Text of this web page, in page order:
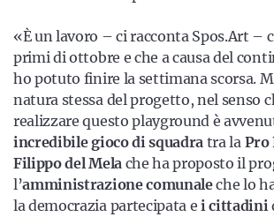
«È un lavoro – ci racconta Spos.Art –
primi di ottobre e che a causa del
ho potuto finire la settimana scorsa.
natura stessa del progetto, nel senso
realizzare questo playground è
incredibile gioco di squadra tra la Pro
Filippo del Melache ha proposto il
l’amministrazione comunaleche lo
la democrazia partecipata ei cittadini